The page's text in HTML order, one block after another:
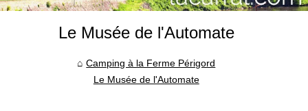
Le Musée de l'Automate
Camping à la Ferme Périgord
Le Musée de l'Automate